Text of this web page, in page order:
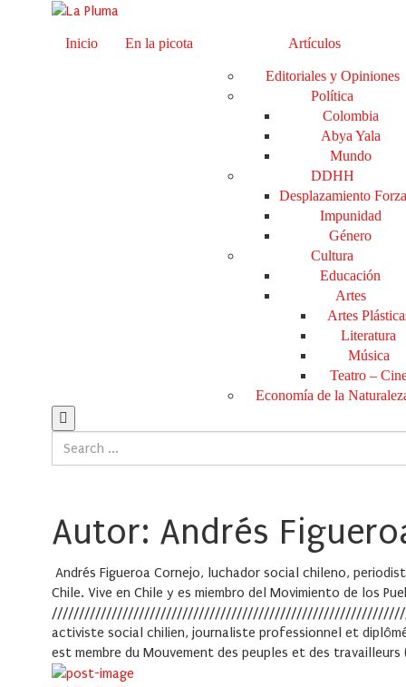
Inicio En la picota Artículos
Editoriales y Opiniones
Política
Colombia
Abya Yala
Mundo
DDHH
Desplazamiento
Impunidad
Género
Cultura
Educación
Artes
Artes
Literatura
Música
Teatro –
Economía de la
Autor: Andrés
Andrés Figueroa Cornejo, luchador social chileno,
Chile. Vive en Chile y es miembro del Movimiento de los
activiste social chilien, journaliste professionnel et
est membre du Mouvement des peuples et des